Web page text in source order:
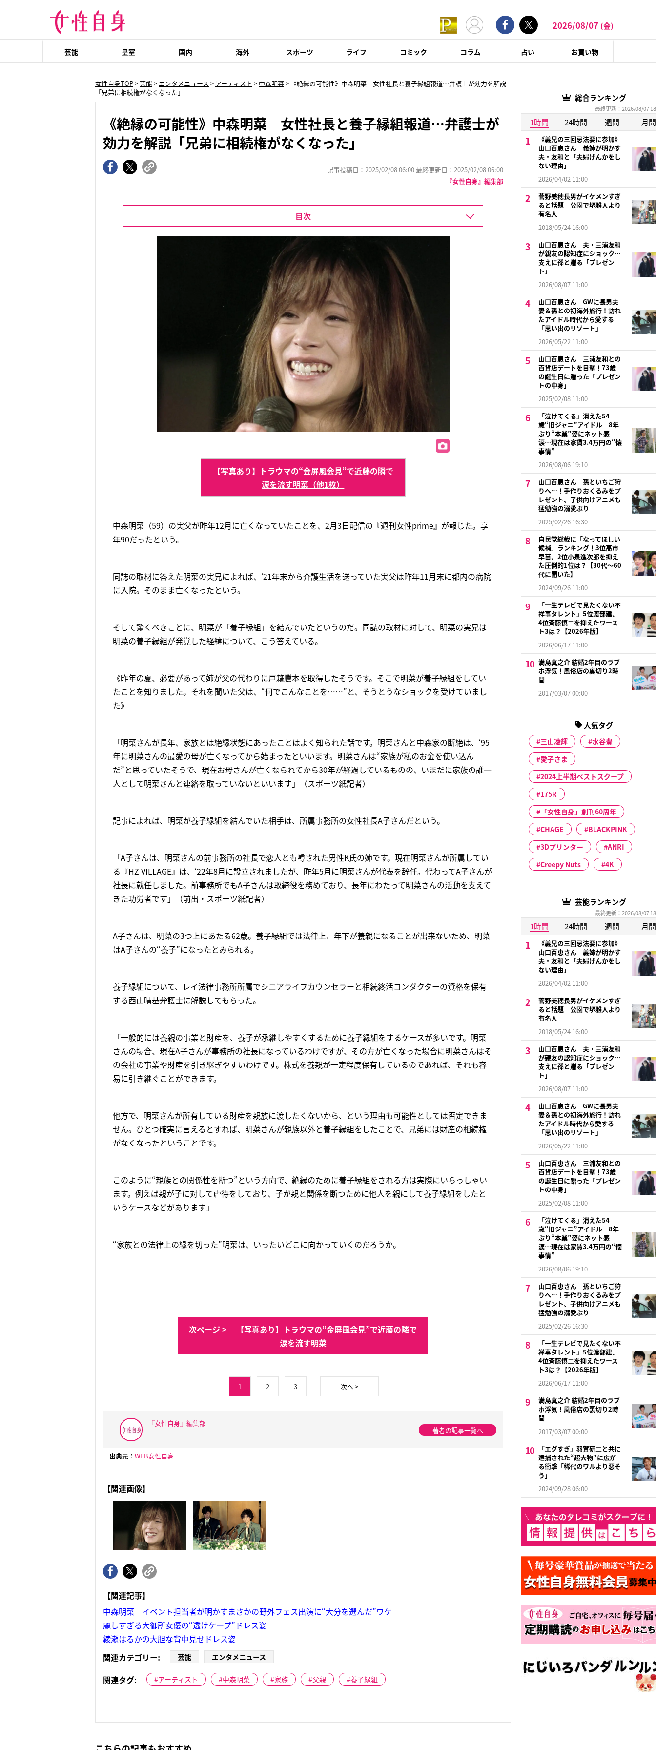
2026/08/07 (金)
芸能 皇室 国内 海外 スポーツ ライフ コミック コラム 占い お買い物
女性自身TOP>芸能> エンタメニュース > アーティスト > 中森明菜> 《絶縁の可能性》中森明菜 女性社長と養子縁組報道…弁護士が効力を解説
「兄弟に相続権がなくなった」
《絶縁の可能性》中森明菜 女性社長と養子縁組報道…弁護士が
効力を解説「兄弟に相続権がなくなった」
記事投稿日：2025/02/08 06:00 最終更新日：2025/02/08 06:00
『女性自身』編集部
目次
【写真あり】トラウマの“金屏風会見”で近藤の隣で
涙を流す明菜（他1枚）
中森明菜（59）の実父が昨年12月に亡くなっていたことを、2月3日配信の『週刊女性prime』が報じた。享
年90だったという。
同誌の取材に答えた明菜の実兄によれば、‘21年末から介護生活を送っていた実父は昨年11月末に都内の病院
に入院。そのまま亡くなったという。
そして驚くべきことに、明菜が「養子縁組」を結んでいたというのだ。同誌の取材に対して、明菜の実兄は
明菜の養子縁組が発覚した経緯について、こう答えている。
《昨年の夏、必要があって姉が父の代わりに戸籍謄本を取得したそうです。そこで明菜が養子縁組をしてい
たことを知りました。それを聞いた父は、“何でこんなことを……”と、そうとうなショックを受けていまし
た》
「明菜さんが長年、家族とは絶縁状態にあったことはよく知られた話です。明菜さんと中森家の断絶は、‘95
年に明菜さんの最愛の母が亡くなってから始まったといいます。明菜さんは“家族が私のお金を使い込ん
だ”と思っていたそうで、現在お母さんが亡くなられてから30年が経過しているものの、いまだに家族の誰一
人として明菜さんと連絡を取っていないといいます」（スポーツ紙記者）
記事によれば、明菜が養子縁組を結んでいた相手は、所属事務所の女性社長A子さんだという。
「A子さんは、明菜さんの前事務所の社長で恋人とも噂された男性K氏の姉です。現在明菜さんが所属してい
る『HZ VILLAGE』は、‘22年8月に設立されましたが、昨年5月に明菜さんが代表を辞任。代わってA子さんが
社長に就任しました。前事務所でもA子さんは取締役を務めており、長年にわたって明菜さんの活動を支えて
きた功労者です」（前出・スポーツ紙記者）
A子さんは、明菜の3つ上にあたる62歳。養子縁組では法律上、年下が養親になることが出来ないため、明菜
はA子さんの“養子”になったとみられる。
養子縁組について、レイ法律事務所所属でシニアライフカウンセラーと相続終活コンダクターの資格を保有
する西山晴基弁護士に解説してもらった。
「一般的には養親の事業と財産を、養子が承継しやすくするために養子縁組をするケースが多いです。明菜
さんの場合、現在A子さんが事務所の社長になっているわけですが、その方が亡くなった場合に明菜さんはそ
の会社の事業や財産を引き継ぎやすいわけです。株式を養親が一定程度保有しているのであれば、それも容
易に引き継ぐことができます。
他方で、明菜さんが所有している財産を親族に渡したくないから、という理由も可能性としては否定できま
せん。ひとつ確実に言えるとすれば、明菜さんが親族以外と養子縁組をしたことで、兄弟には財産の相続権
がなくなったということです。
このように“親族との関係性を断つ”という方向で、絶縁のために養子縁組をされる方は実際にいらっしゃい
ます。例えば親が子に対して虐待をしており、子が親と関係を断つために他人を親にして養子縁組をしたと
いうケースなどがあります」
“家族との法律上の縁を切った”明菜は、いったいどこに向かっていくのだろうか。
次ページ >
【写真あり】トラウマの“金屏風会見”で近藤の隣で
涙を流す明菜
1 2 3 次へ >
『女性自身』編集部
著者の記事一覧へ
出典元： WEB女性自身
【関連画像】
【関連記事】
中森明菜 イベント担当者が明かすまさかの野外フェス出演に“大分を選んだ”ワケ
麗しすぎる大御所女優の“透けケープ”ドレス姿
綾瀬はるかの大胆な背中見せドレス姿
関連カテゴリー:
芸能 エンタメニュース
関連タグ: アーティスト 中森明菜 家族 父親 養子縁組
総合ランキング
最終更新：2026/08/07
1時間 24時間 週間 月間
《義兄の三回忌法要に参加》
山口百恵さん 義姉が明かす
夫・友和と「夫婦げんかをし
ない理由」
2026/04/02 11:00
菅野美穂長男がイケメンすぎ
ると話題 公園で堺雅人より
有名人
2018/05/24 16:00
山口百恵さん 夫・三浦友和
が親友の認知症にショック…
支えに孫と贈る「プレゼン
ト」
2026/08/07 11:00
山口百恵さん GWに長男夫
妻＆孫との初海外旅行！訪れ
たアイドル時代から愛する
「思い出のリゾート」
2026/05/22 11:00
山口百恵さん 三浦友和との
百貨店デートを目撃！73歳
の誕生日に贈った「プレゼン
トの中身」
2025/02/08 11:00
「泣けてくる」消えた54
歳“旧ジャニ”アイドル 8年
ぶり“本業”姿にネット感
涙…現在は家賃3.4万円の“懐
事情”
2026/08/06 19:10
山口百恵さん 孫といちご狩
りへ…！手作りおくるみをプ
レゼント、子供向けアニメも
猛勉強の溺愛ぶり
2025/02/26 16:30
自民党総裁に「なってほしい
候補」ランキング！3位高市
早苗、2位小泉進次郎を抑え
た圧倒的1位は？【30代〜60
代に聞いた】
2024/09/26 11:00
「一生テレビで見たくない不
祥事タレント」5位渡部建、
4位斉藤慎二を抑えたワース
ト3は？【2026年版】
2026/06/17 11:00
満島真之介 結婚2年目のラブ
ホ浮気！風俗店の裏切り2時
間
2017/03/07 00:00
人気タグ
三山凌輝
水谷豊
愛子さま
2024上半期ベストスクープ
175R
「女性自身」創刊60周年
CHAGE
BLACKPINK
3Dプリンター
ANRI
Creepy Nuts
4K
芸能ランキング
最終更新：2026/08/07
1時間 24時間 週間 月間
《義兄の三回忌法要に参加》
山口百恵さん 義姉が明かす
夫・友和と「夫婦げんかをし
ない理由」
2026/04/02 11:00
菅野美穂長男がイケメンすぎ
ると話題 公園で堺雅人より
有名人
2018/05/24 16:00
山口百恵さん 夫・三浦友和
が親友の認知症にショック…
支えに孫と贈る「プレゼン
ト」
2026/08/07 11:00
山口百恵さん GWに長男夫
妻＆孫との初海外旅行！訪れ
たアイドル時代から愛する
「思い出のリゾート」
2026/05/22 11:00
山口百恵さん 三浦友和との
百貨店デートを目撃！73歳
の誕生日に贈った「プレゼン
トの中身」
2025/02/08 11:00
「泣けてくる」消えた54
歳“旧ジャニ”アイドル 8年
ぶり“本業”姿にネット感
涙…現在は家賃3.4万円の“懐
事情”
2026/08/06 19:10
山口百恵さん 孫といちご狩
りへ…！手作りおくるみをプ
レゼント、子供向けアニメも
猛勉強の溺愛ぶり
2025/02/26 16:30
「一生テレビで見たくない不
祥事タレント」5位渡部建、
4位斉藤慎二を抑えたワース
ト3は？【2026年版】
2026/06/17 11:00
満島真之介 結婚2年目のラブ
ホ浮気！風俗店の裏切り2時
間
2017/03/07 00:00
「エグすぎ」羽賀研二と共に
逮捕された“超大物”に広が
る衝撃「稀代のワルより悪そ
う」
2024/09/28 06:00